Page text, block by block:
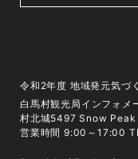
令和2年度 地域発元気づ
白馬村観光局インフォ
村北城5497 Snow Peak
営業時間 9:00～17:00